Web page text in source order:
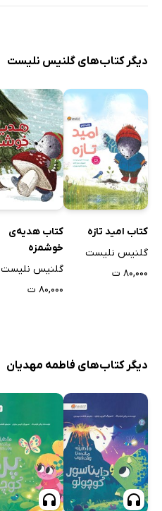
دیگر کتاب‌های گلنیس نلیست
کتاب امید تازه
گلنیس نلیست
۸۰,۰۰۰ ت
کتاب هدیه‌ی
خوشمزه
گلنیس نلیست
۸۰,۰۰۰ ت
دیگر کتاب‌های فاطمه مهدیان